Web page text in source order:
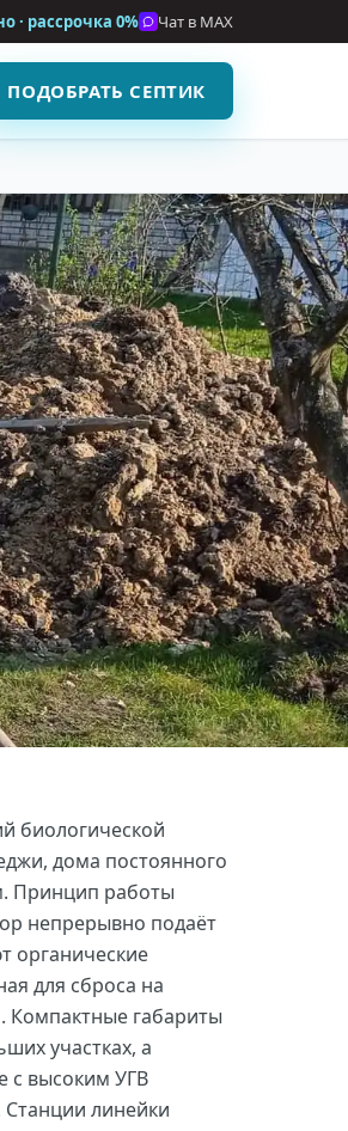
· рассрочка 0% Чат в MAX
ПОДОБРАТЬ СЕПТИК
биологической
дома постоянного
Принцип работы
непрерывно подаёт
органические
для сброса на
Компактные габариты
участках, а
с высоким УГВ
линейки